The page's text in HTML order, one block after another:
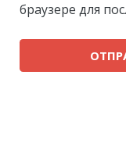
браузере для